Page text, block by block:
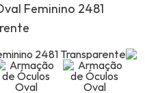
Feminino 2481